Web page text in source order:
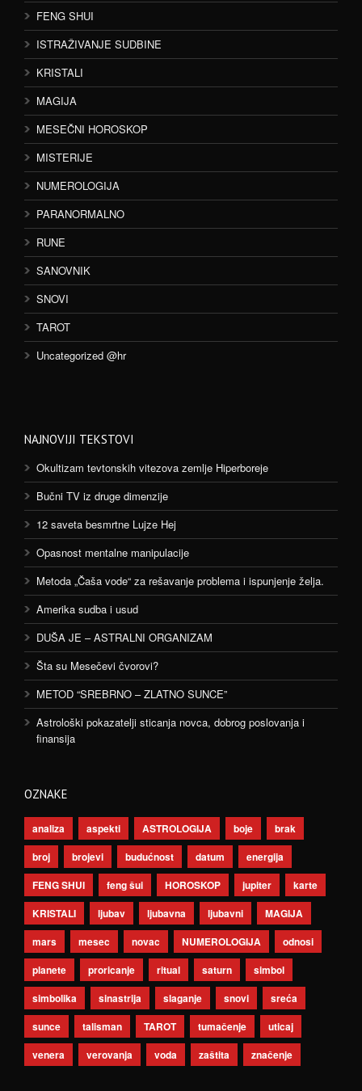
FENG SHUI
ISTRAŽIVANJE SUDBINE
KRISTALI
MAGIJA
MESEČNI HOROSKOP
MISTERIJE
NUMEROLOGIJA
PARANORMALNO
RUNE
SANOVNIK
SNOVI
TAROT
Uncategorized @hr
NAJNOVIJI TEKSTOVI
Okultizam tevtonskih vitezova zemlje Hiperboreje
Bučni TV iz druge dimenzije
12 saveta besmrtne Lujze Hej
Opasnost mentalne manipulacije
Metoda „Čaša vode“ za rešavanje problema i ispunjenje želja.
Amerika sudba i usud
DUŠA JE – ASTRALNI ORGANIZAM
Šta su Mesečevi čvorovi?
METOD “SREBRNO – ZLATNO SUNCE”
Astrološki pokazatelji sticanja novca, dobrog poslovanja i
finansija
OZNAKE
analiza aspekti ASTROLOGIJA boje
brak
broj
brojevi budućnost datum
energija
FENG SHUI
feng šui HOROSKOP jupiter
karte
KRISTALI
ljubav ljubavna ljubavni
MAGIJA
mars
mesec novac NUMEROLOGIJA
odnosi
planete
proricanje ritual saturn
simbol
simbolika
sinastrija slaganje snovi
sreća
sunce
talisman TAROT tumačenje
uticaj
venera
verovanja voda zaštita značenje